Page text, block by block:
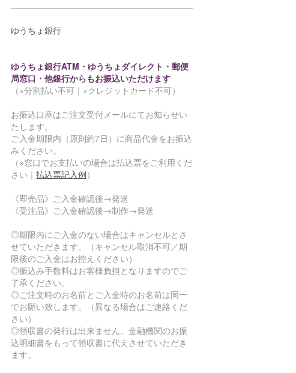
ゆうちょ銀行
ゆうちょ銀行ATM・ゆうちょダイレクト・郵便
局窓口・他銀行からもお振込いただけます
（×分割払い不可｜×クレジットカード不可）
お振込口座はご注文受付メールにてお知らせい
たします。
ご入金期限内（原則約7日）に商品代金をお振込
みください。
（※窓口でお支払いの場合は払込票をご利用くだ
さい｜払込票記入例）
《即売品》ご入金確認後→発送
《受注品》ご入金確認後→制作→発送
◎期限内にご入金のない場合はキャンセルとさ
せていただきます。（キャンセル取消不可／期
限後のご入金はお控えください）
◎振込み手数料はお客様負担となりますのでご
了承ください。
◎ご注文時のお名前とご入金時のお名前は同一
でお願い致します。（異なる場合はご連絡くだ
さい）
◎領収書の発行は出来ません。金融機関のお振
込明細書をもって領収書に代えさせていただき
ます。